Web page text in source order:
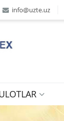
info@uzte.uz